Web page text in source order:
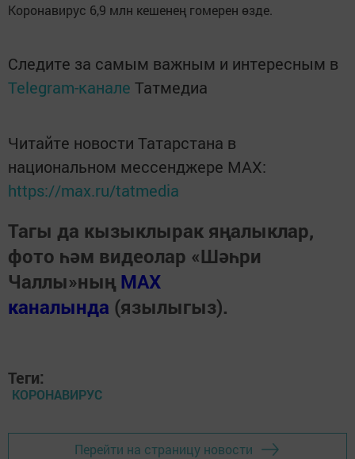
Коронавирус 6,9 млн кешенең гомерен өзде.
Следите за самым важным и интересным в
Telegram-канале Татмедиа
Читайте новости Татарстана в
национальном мессенджере MАХ:
https://max.ru/tatmedia
Тагы да кызыклырак яңалыклар,
фото һәм видеолар «Шәһри
Чаллы»ның MAX
каналында (язылыгыз).
Теги:
КОРОНАВИРУС
Перейти на страницу новости